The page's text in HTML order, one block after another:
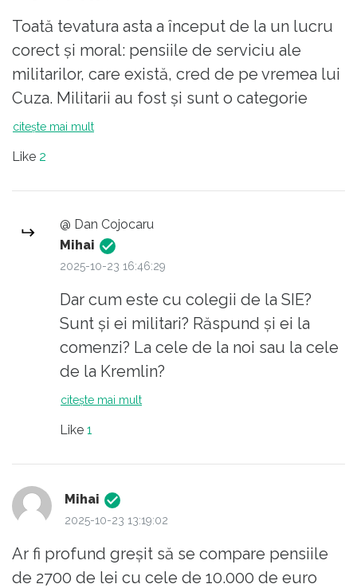
Toată tevatura asta a început de la un lucru
corect și moral: pensiile de serviciu ale
militarilor, care există, cred de pe vremea lui
Cuza. Militarii au fost și sunt o categorie
aparte de salariați. Ei sunt singura categorie
prima vedere. Ei știu că există de la început
un contract între ei și societate. Ei sunt total
la dispoziția statului, execută și rabdă orice
greutăți, își dau și viața dacă e nevoie, nu
mai execută alte activități în paralel (decât
câteva strict reglementate), nu au voie să se
asocieze în sindicate, nici să participe la
proteste și nici să militeze public pentru
De asemenea ei ies la pensie la o vârstă
timpurie, și anume la o vârstă la care nu mai
executanți tăcuți, trup și suflet, fără să
crâcnească. Statul la rândul său le oferă un
statut onorabil, un salariu decent și o pensie
DE SERVICIU, calculată altfel decât pe
citește mai mult
Like 2
@ Dan Cojocaru
Mihai
2025-10-23 16:46:29
Dar cum este cu colegii de la SIE?
Sunt și ei militari? Răspund și ei la
comenzi? La cele de la noi sau la cele
de la Kremlin?
citește mai mult
Like 1
Mihai
2025-10-23 13:19:02
Ar fi profund greșit să se compare pensiile
de 2700 de lei cu cele de 10.000 de euro